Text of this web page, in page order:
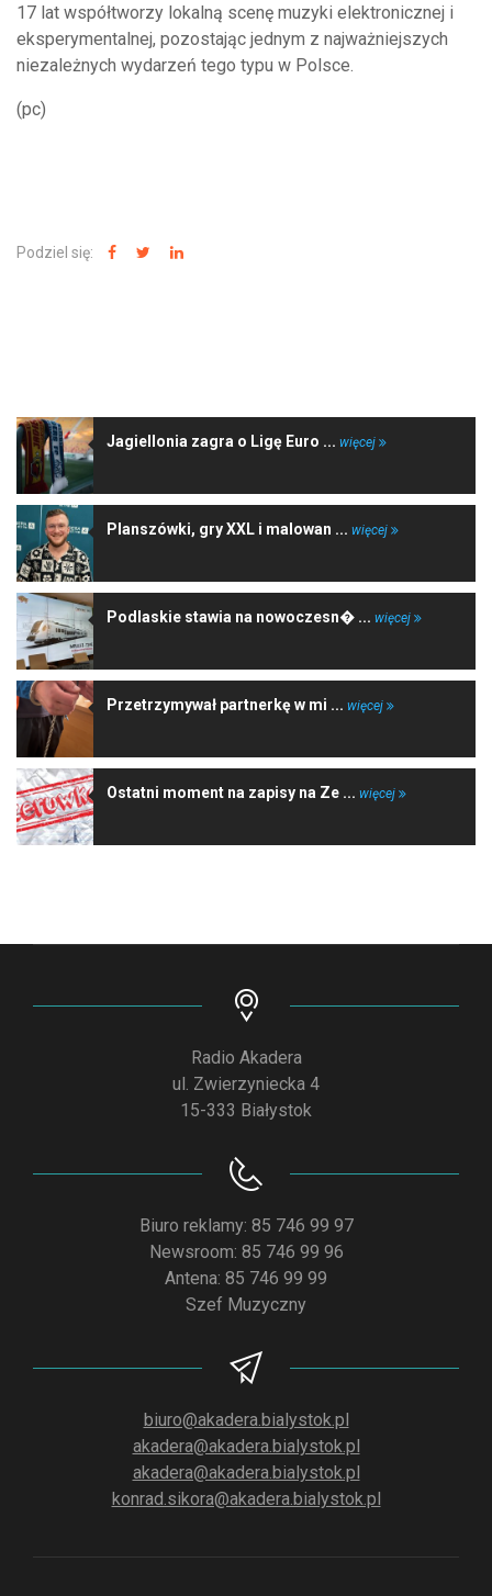
17 lat współtworzy lokalną scenę muzyki elektronicznej i
eksperymentalnej, pozostając jednym z najważniejszych
niezależnych wydarzeń tego typu w Polsce.
(pc)
Podziel się:
Jagiellonia zagra o Ligę Euro ... więcej
Planszówki, gry XXL i malowan ... więcej
Podlaskie stawia na nowoczesn� ... więcej
Przetrzymywał partnerkę w mi ... więcej
Ostatni moment na zapisy na Ze ... więcej
Radio Akadera
ul. Zwierzyniecka 4
15-333 Białystok
Biuro reklamy: 85 746 99 97
Newsroom: 85 746 99 96
Antena: 85 746 99 99
Szef Muzyczny
biuro@akadera.bialystok.pl
akadera@akadera.bialystok.pl
akadera@akadera.bialystok.pl
konrad.sikora@akadera.bialystok.pl